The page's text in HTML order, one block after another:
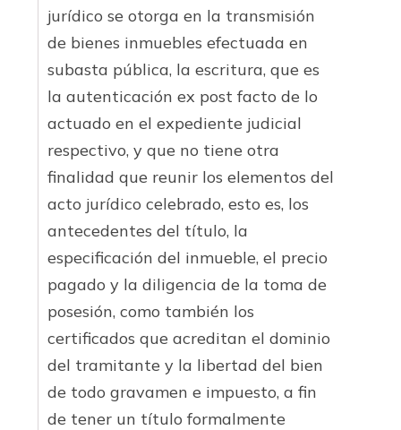
jurídico se otorga en la transmisión
de bienes inmuebles efectuada en
subasta pública, la escritura, que es
la autenticación ex post facto de lo
actuado en el expediente judicial
respectivo, y que no tiene otra
finalidad que reunir los elementos del
acto jurídico celebrado, esto es, los
antecedentes del título, la
especificación del inmueble, el precio
pagado y la diligencia de la toma de
posesión, como también los
certificados que acreditan el dominio
del tramitante y la libertad del bien
de todo gravamen e impuesto, a fin
de tener un título formalmente